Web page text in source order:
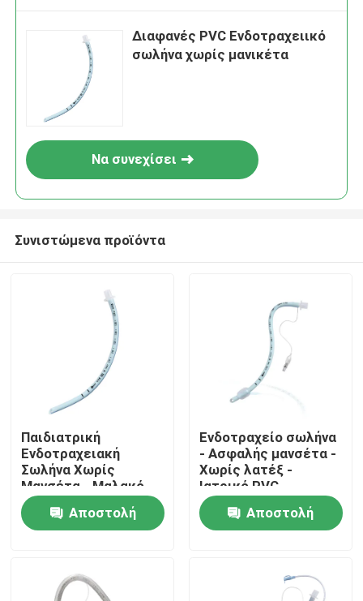
Αρχική Σελίδα
Εμφάνιση VR
Διαφανές PVC Ενδοτραχειικό
σωλήνα χωρίς μανικέτα
Να συνεχίσει
Συνιστώμενα προϊόντα
Παιδιατρική
Ενδοτραχειακή
Σωλήνα Χωρίς
Μανσέτα - Μαλακό
Μπλε Ιατρικό PVC -
Πιστοποίηση CE ISO
Αποστολή
Ενδοτραχείο σωλήνα
- Ασφαλής μανσέτα -
Χωρίς λατέξ -
Ιατρικό PVC -
Διαφανείς
σημειώσειςΑποστολή